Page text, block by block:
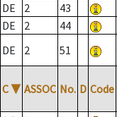
DE
2 43
DE
2 44
DE
2 51
C ▼ ASSOC No. D Code